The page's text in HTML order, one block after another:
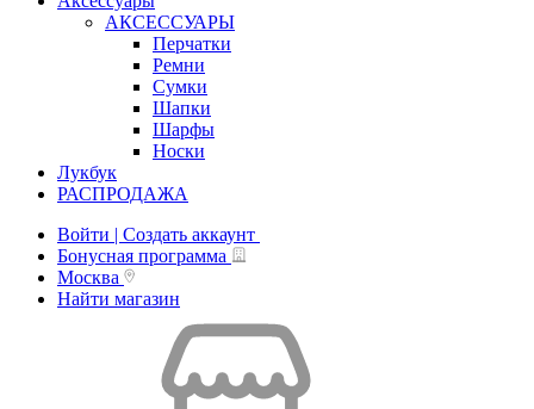
АКСЕССУАРЫ
Перчатки
Ремни
Сумки
Шапки
Шарфы
Носки
Лукбук
РАСПРОДАЖА
Войти | Создать аккаунт
Бонусная программа
Москва
Найти магазин